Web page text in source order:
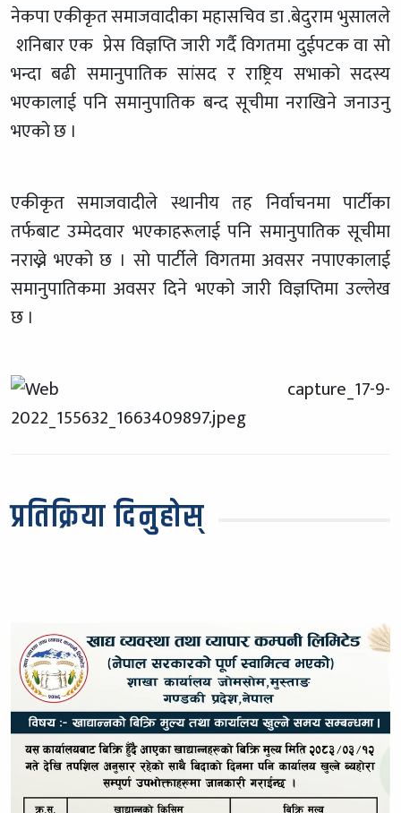
नेकपा एकीकृत समाजवादीका महासचिव डा .बेदुराम भुसालले
शनिबार एक प्रेस विज्ञप्ति जारी गर्दै विगतमा दुईपटक वा सो
भन्दा बढी समानुपातिक सांसद र राष्ट्रिय सभाको सदस्य
भएकालाई पनि समानुपातिक बन्द सूचीमा नराखिने जनाउनु
भएको छ ।
एकीकृत समाजवादीले स्थानीय तह निर्वाचनमा पार्टीका
तर्फबाट उम्मेदवार भएकाहरूलाईपनि समानुपातिक सूचीमा
नराख्ने भएको छ । सो पार्टीले विगतमा अवसर नपाएकालाई
समानुपातिकमा अवसर दिने भएको जारी विज्ञप्तिमा उल्लेख
छ ।
प्रतिक्रिया दिनुहोस्